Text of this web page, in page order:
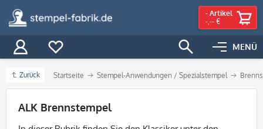
MENÜ
- Artikel
-,-- €
Zurück Startseite Stempel-Anwendungen / Spezialstempel
Filter
ALK Brennstempel